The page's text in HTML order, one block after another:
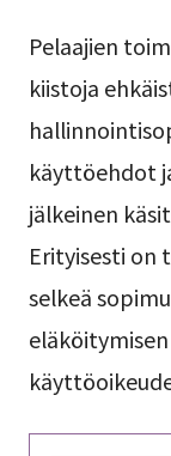
Pelaajien
kiistoja
käyttöehdot
jälkeinen
Erityisesti on
selkeä